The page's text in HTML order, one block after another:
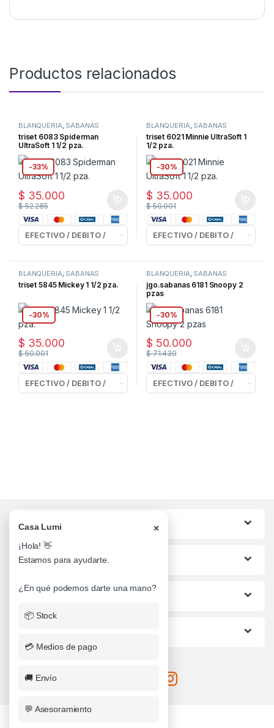
Productos relacionados
BLANQUERIA, SABANAS
triset 6083 Spiderman
UltraSoft 1 1/2 pza.
-33%
$ 35.000
$52.285
BLANQUERIA, SABANAS
triset 6021 Minnie UltraSoft 1
1/2 pza.
-30%
$ 35.000
$50.001
BLANQUERIA, SABANAS
triset 5845 Mickey 1 1/2 pza.
-30%
$ 35.000
$50.001
BLANQUERIA, SABANAS
jgo.sabanas 6181 Snoopy 2
pzas
-30%
$ 50.000
$71.430
Categorias
Lo mas buscado
Informacion al Cliente
Casa Lumi ×
¡Hola! 👋
Estamos para ayudarte.
¿En qué podemos darte una mano?
📦 Stock
💳 Medios de pago
🚚 Envío
💬 Asesoramiento